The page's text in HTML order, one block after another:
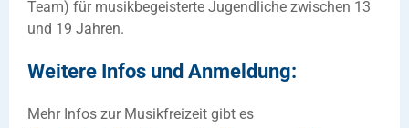
Team) für musikbegeisterte Jugendliche zwischen 13
und 19 Jahren.
Weitere Infos und Anmeldung:
Mehr Infos zur Musikfreizeit gibt es